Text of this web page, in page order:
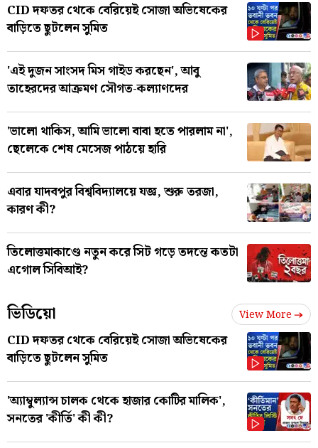
CID দফতর থেকে বেরিয়েই সোজা অভিষেকের
বাড়িতে ছুটলেন সুমিত
'এই দুজন সাংসদ মিস গাইড করছেন', আবু
তাহেরদের আক্রমণ সৌগত-কল্যাণদের
'ভালো থাকিস, আমি ভালো বাবা হতে পারলাম না',
ছেলেকে শেষ মেসেজ পাঠয়ে হারি
এবার যাদবপুর বিশ্ববিদ্যালয়ে যজ্ঞ, শুরু তরজা,
কারণ কী?
তিলোত্তমাকাণ্ডে নতুন করে সিট গড়ে তদন্তে কতটা
এগোল সিবিআই?
ভিডিয়ো View More
CID দফতর থেকে বেরিয়েই সোজা অভিষেকের
বাড়িতে ছুটলেন সুমিত
'অ্যাম্বুল্যান্স চালক থেকে হাজার কোটির মালিক',
সনতের 'কীর্তি' কী কী?